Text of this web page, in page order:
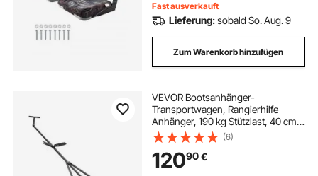
Fast ausverkauft
Lieferung:sobald So. Aug. 9
Zum Warenkorb hinzufügen
VEVOR Bootsanhänger-
Transportwagen, Rangierhilfe
Anhänger, 190 kg Stützlast, 40 cm
Luftreifen, Karbonstahl, Rutschfeste
Halterung, zum Bewegen von
Kajaks, Motorbooten und
Fischerbooten
(6)
12090€